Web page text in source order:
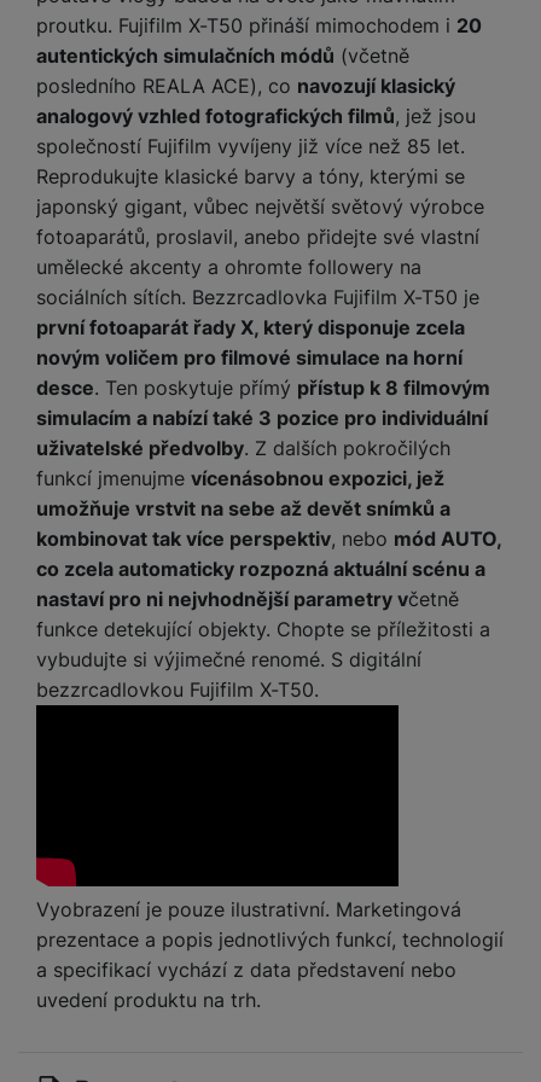
Povoleno
Díky těmto cookies vám práci s naším webem dokážeme ještě
zpříjemnit. Dokážeme si zapamatovat vaše nastavení, mohou
vám pomoci s vyplňováním formulářů, umožní nám zobrazit
služby jako je chat a podobně.
Analytické
Analytické-abychom věděli, jak se na webu chováte, a mohli
náš web dále zlepšovat.
Povoleno
Tyto cookies nám umožňují měření výkonu našeho webu i
našich reklamních kampaní. Jejich pomocí určujeme počet
návštěv a zdroje návštěv našich internetových stránek. Data
získaná pomocí těchto cookies zpracováváme souhrnně a
anonymně, takže nejsme schopni identifikovat konkrétní
uživatele našeho webu.
Marketingové
Marketingové-abychom vás neobtěžovali nevhodnou
reklamou.
Marketingové cookies používáme my nebo naši partneři,
abychom vám mohli zobrazit vhodné obsahy nebo reklamy jak
na našich stránkách, tak na stránkách třetích stran.
y
a
p
ř
e
d
s
á
d
k
y
T
e
k
o
n
v
e
o
r
y
a
n
a
p
á
R
y
c
o
n
a
b
íj
e
k
y
S
íť
é
n
a
b
íj
e
č
k
N
a
b
o
n
e
s
u
š
e
n
t
v
p
r
o
i
P
d
P
ří
sl
u
o
A
p
pl
K
a
e
l
y
R
e
d
u
k
c
e
/
n
o
s
i
č
e
d
t
F
l
a
s
h
s
k
y
E
x
e
d
is
k
y
E
P
ří
u
š
e
n
s
t
k
d
o
p
o
t
ř
ří
s
l
u
š
e
n
s
t
v
í
p
r
o
a
b
t
y
N
a
íj
e
á
r
y
proutku. Fujifilm X-T50 přináší mimochodem i 20
autentických simulačních módů (včetně
posledního REALA ACE), co navozují klasický
analogový vzhled fotografických filmů, jež jsou
společností Fujifilm vyvíjeny již více než 85 let.
Reprodukujte klasické barvy a tóny, kterými se
japonský gigant, vůbec největší světový výrobce
fotoaparátů, proslavil, anebo přidejte své vlastní
umělecké akcenty a ohromte followery na
sociálních sítích. Bezzrcadlovka Fujifilm X-T50 je
první fotoaparát řady X, který disponuje zcela
novým voličem pro filmové simulace na horní
desce. Ten poskytuje přímý přístup k 8 filmovým
simulacím a nabízí také 3 pozice pro individuální
uživatelské předvolby. Z dalších pokročilých
funkcí jmenujme vícenásobnou expozici, jež
umožňuje vrstvit na sebe až devět snímků a
kombinovat tak více perspektiv, nebo mód AUTO,
co zcela automaticky rozpozná aktuální scénu a
nastaví pro ni nejvhodnější parametry včetně
funkce detekující objekty. Chopte se příležitosti a
vybudujte si výjimečné renomé. S digitální
bezzrcadlovkou Fujifilm X-T50.
Vyobrazení je pouze ilustrativní. Marketingová
prezentace a popis jednotlivých funkcí, technologií
a specifikací vychází z data představení nebo
uvedení produktu na trh.